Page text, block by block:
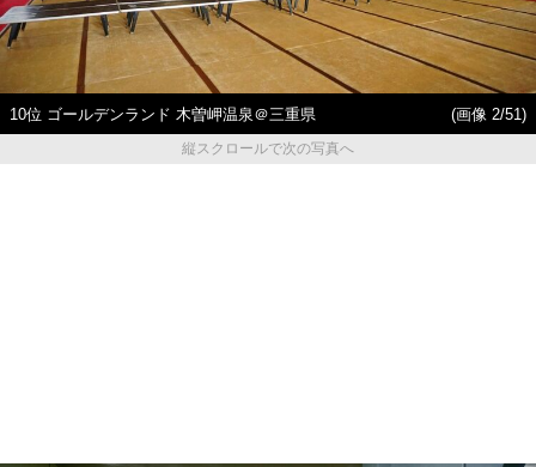
10位 ゴールデンランド 木曽岬温泉＠三重県
(画像 2/51)
縦スクロールで次の写真へ